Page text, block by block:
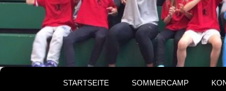
STARTSEITE SOMMERCAMP